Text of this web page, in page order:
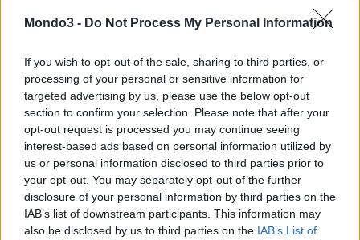
Mondo3 - Do Not Process My Personal Information
If you wish to opt-out of the sale, sharing to third parties, or
processing of your personal or sensitive information for
targeted advertising by us, please use the below opt-out
section to confirm your selection. Please note that after your
opt-out request is processed you may continue seeing
interest-based ads based on personal information utilized by
us or personal information disclosed to third parties prior to
your opt-out. You may separately opt-out of the further
disclosure of your personal information by third parties on the
IAB’s list of downstream participants. This information may
also be disclosed by us to third parties on the IAB’s List of
Panoramica prezzi
CONDIVIDI QUESTO ARTICOLO:
E-mail LinkedIn Facebook
X Mastodon Telegram
WhatsApp Stampa Altro